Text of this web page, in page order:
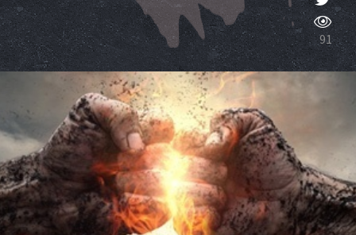
91